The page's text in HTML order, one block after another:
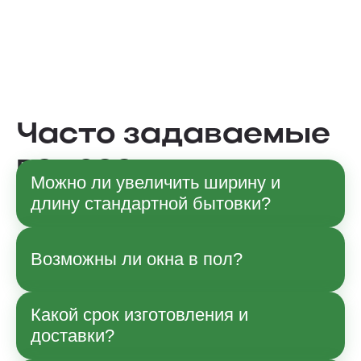
Часто задаваемые
вопросы
Можно ли увеличить ширину и
длину стандартной бытовки?
Да, по согласованию с менеджером
возможны изменения габаритов в рамках
параметры и влияние на стоимость
уточняйте при заказе.
Возможны ли окна в пол?
Да, возможно.
Какой срок изготовления и
доставки?